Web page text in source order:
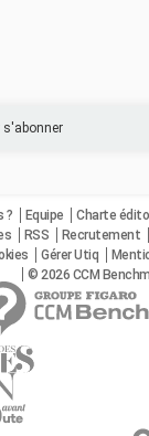
? Equipe Charte
RSS Recrutement
Gérer Utiq
© 2026 CCM